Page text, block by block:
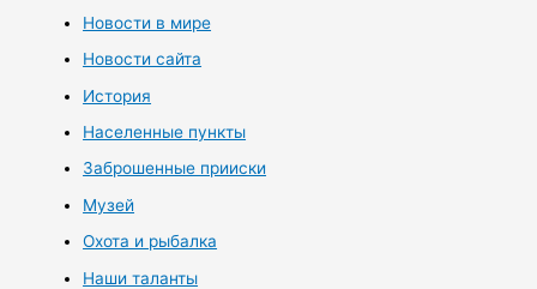
Новости в мире
Новости сайта
История
Населенные пункты
Заброшенные прииски
Музей
Охота и рыбалка
Наши таланты